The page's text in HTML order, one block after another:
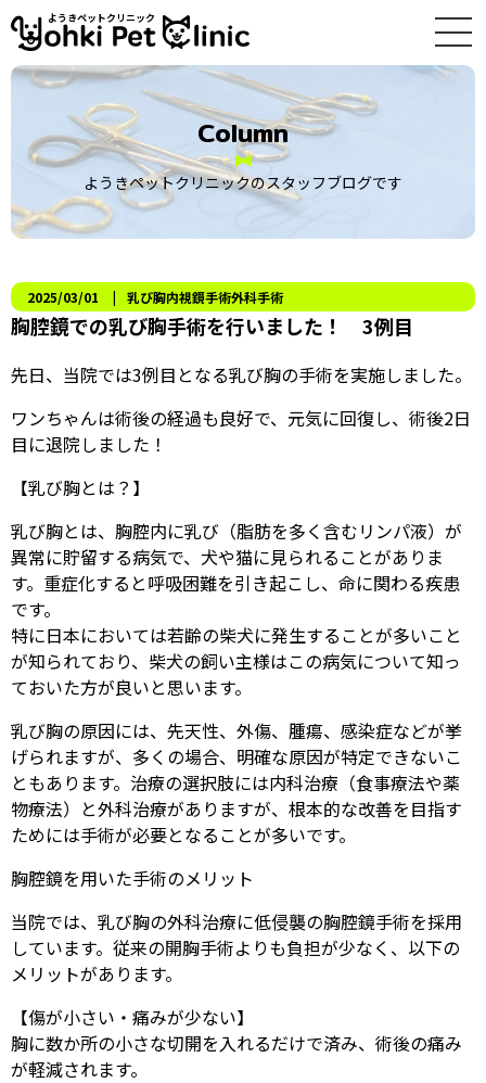
ようきペットクリニック
Column
ようきペットクリニックのスタッフブログです
胸腔鏡での乳び胸手術を行いました！ 3例目
2025/03/01 乳び胸内視鏡手術外科手術
先日、当院では3例目となる乳び胸の手術を実施しました。
ワンちゃんは術後の経過も良好で、元気に回復し、術後2日
目に退院しました！
【乳び胸とは？】
乳び胸とは、胸腔内に乳び（脂肪を多く含むリンパ液）が
異常に貯留する病気で、犬や猫に見られることがありま
す。重症化すると呼吸困難を引き起こし、命に関わる疾患
です。
特に日本においては若齢の柴犬に発生することが多いこと
が知られており、柴犬の飼い主様はこの病気について知っ
ておいた方が良いと思います。
乳び胸の原因には、先天性、外傷、腫瘍、感染症などが挙
げられますが、多くの場合、明確な原因が特定できないこ
ともあります。治療の選択肢には内科治療（食事療法や薬
物療法）と外科治療がありますが、根本的な改善を目指す
ためには手術が必要となることが多いです。
胸腔鏡を用いた手術のメリット
当院では、乳び胸の外科治療に低侵襲の胸腔鏡手術を採用
しています。従来の開胸手術よりも負担が少なく、以下の
メリットがあります。
【傷が小さい・痛みが少ない】
胸に数か所の小さな切開を入れるだけで済み、術後の痛み
が軽減されます。